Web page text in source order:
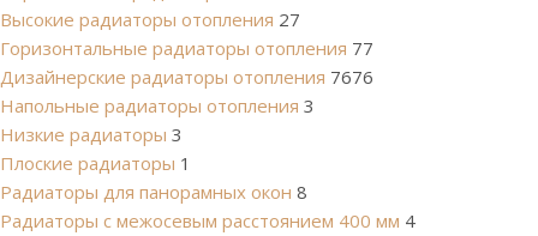
Высокие радиаторы отопления 27
Горизонтальные радиаторы отопления 77
Дизайнерские радиаторы отопления 7676
Напольные радиаторы отопления 3
Низкие радиаторы 3
Плоские радиаторы 1
Радиаторы для панорамных окон 8
Радиаторы с межосевым расстоянием 400 мм 4